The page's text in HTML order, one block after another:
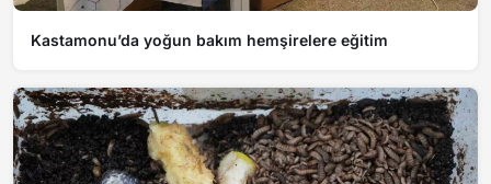
Kastamonu’da yoğun bakım hemşirelere eğitim